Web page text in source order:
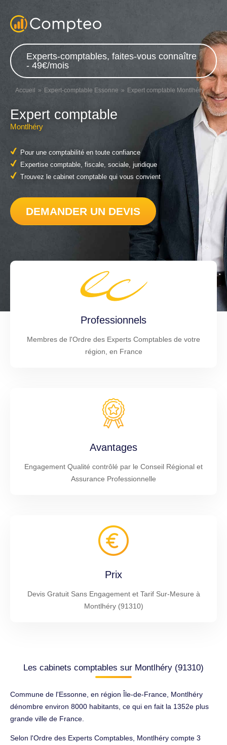
Experts-comptables, faites-vous connaître
- 49€/mois
Accueil Expert-comptable Essonne Expert comptable Montlhéry
Expert comptable
Montlhéry
Pour une comptabilité en toute confiance
Expertise comptable, fiscale, sociale, juridique
Trouvez le cabinet comptable qui vous convient
DEMANDER UN DEVIS
Professionnels
Membres de l'Ordre des Experts Comptables de votre
région, en France
Avantages
Engagement Qualité contrôlé par le Conseil Régional et
Assurance Professionnelle
Prix
Devis Gratuit Sans Engagement et Tarif Sur-Mesure à
Montlhéry (91310)
Les cabinets comptables sur Montlhéry (91310)
Commune de l'Essonne, en région Île-de-France, Montlhéry
dénombre environ 8000 habitants, ce qui en fait la 1352e plus
grande ville de France.
Selon l'Ordre des Experts Comptables, Montlhéry compte 3